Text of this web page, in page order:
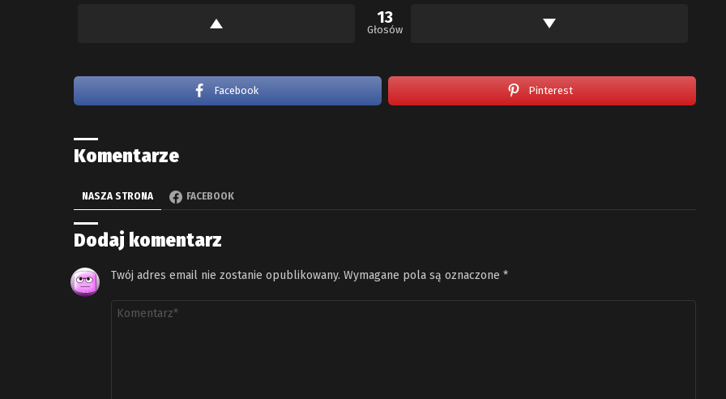
13
Głosów
Facebook Pinterest
Komentarze
NASZA STRONA FACEBOOK
Dodaj komentarz
Twój adres email nie zostanie opublikowany. Wymagane pola są oznaczone *
Komentarz